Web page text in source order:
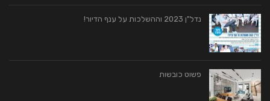
נדל"ן 2023 וההשלכות על ענף הדיור!
פשוט כובשות